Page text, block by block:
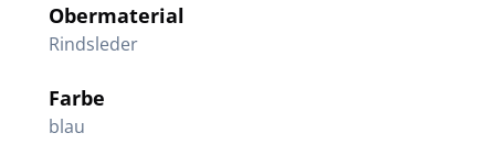
Obermaterial
Rindsleder
Farbe
blau